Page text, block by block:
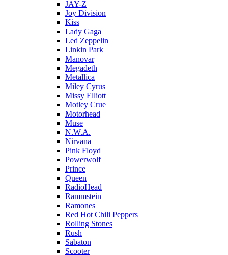
JAY-Z
Joy Division
Kiss
Lady Gaga
Led Zeppelin
Linkin Park
Manovar
Megadeth
Metallica
Miley Cyrus
Missy Elliott
Motley Crue
Motorhead
Muse
N.W.A.
Nirvana
Pink Floyd
Powerwolf
Prince
Queen
RadioHead
Rammstein
Ramones
Red Hot Chili Peppers
Rolling Stones
Rush
Sabaton
Scooter